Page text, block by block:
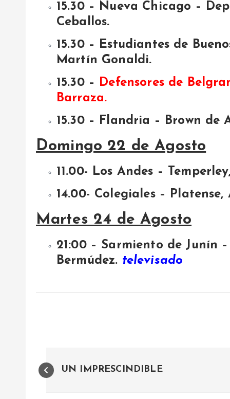
15.30 – Nueva Chicago –
Ceballos.
15.30 – Estudiantes de
Martín Gonaldi.
15.30 – Defensores de
Barraza.
15.30 – Flandria – Brown de
Domingo 22 de Agosto
11.00- Los Andes –
14.00- Colegiales –
Martes 24 de Agosto
21:00 – Sarmiento de Junín
Bermúdez. televisado
N
UN IMPRESCINDIBLE